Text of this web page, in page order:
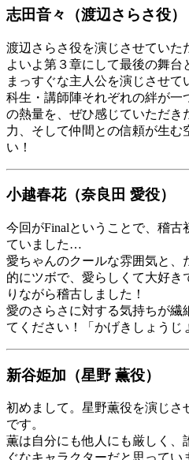
志田音々（渡辺さらさ役）
渡辺さらさ役を演じさせていた
よいよ第３章にして最後の舞
まっすぐな主人公を演じさせ
科生・講師陣それぞれの絆が一
の熱量を、ぜひ感じていただき
力、そして仲間との信頼が生む
い！
小越春花（奈良田 愛役）
今回がFinalということで、稽古
ていました…
愛ちゃんのクールな雰囲気と、
的にツボで、愛らしくて大好き
りながら稽古しました！
愛のさらさに対する気持ちが繊
てください！「かげきしょうじ
新谷姫加（星野 薫役）
初めまして。星野薫役を演じさ
です。
薫は自分にも他人にも厳しく、